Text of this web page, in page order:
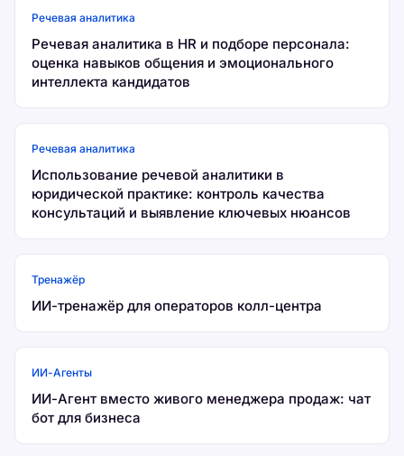
Речевая аналитика
Речевая аналитика в HR и подборе персонала:
оценка навыков общения и эмоционального
интеллекта кандидатов
Речевая аналитика
Использование речевой аналитики в
юридической практике: контроль качества
консультаций и выявление ключевых нюансов
Тренажёр
ИИ-тренажёр для операторов колл-центра
ИИ-Агенты
ИИ-Агент вместо живого менеджера продаж: чат
бот для бизнеса